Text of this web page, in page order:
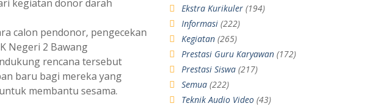
kegiatan donor darah
calon pendonor, pengecekan
Negeri 2 Bawang
rencana tersebut
baru bagi mereka yang
membantu sesama.
Ekstra Kurikuler(194)
Informasi(222)
Kegiatan(265)
Prestasi Guru Karyawan(172)
Prestasi Siswa(217)
Semua(222)
Teknik Audio Video(43)